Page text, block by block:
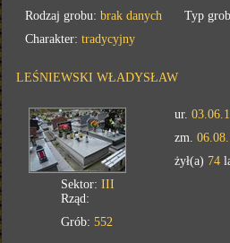
Rodzaj grobu:brak danych Typ
Charakter:tradycyjny
LEŚNIEWSKI WŁADYSŁAW
ur.
zm.
żył(a) 74
Sektor:III
Rząd:
Grób:552